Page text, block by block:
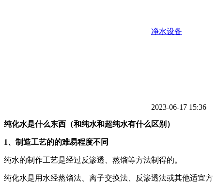
净水设备
2023-06-17 15:36
纯化水是什么东西（和纯水和超纯水有什么区别）
1、制造工艺的的难易程度不同
纯水的制作工艺是经过反渗透、蒸馏等方法制得的。
纯化水是用水经蒸馏法、离子交换法、反渗透法或其他适宜方